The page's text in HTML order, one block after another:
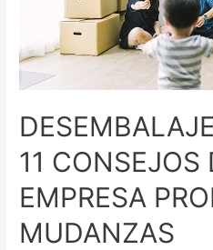
11 CONSEJOS
EMPRESA
MUDANZAS